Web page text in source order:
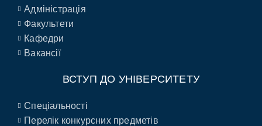
Адміністрація
Факультети
Кафедри
Вакансії
ВСТУП ДО УНІВЕРСИТЕТУ
Спеціальності
Перелік конкурсних предметів